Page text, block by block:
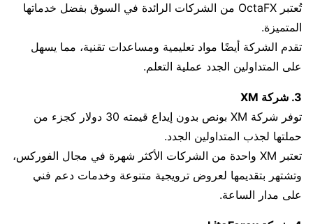
تُعتبر OctaFX من الشركات الرائدة في السوق بفضل خدماتها
المتميزة.
تقدم الشركة أيضًا مواد تعليمية ومساعدات تقنية، مما يسهل
على المتداولين الجدد عملية التعلم.
3. شركة XM
توفر شركة XM بونص بدون إيداع قيمته 30 دولار كجزء من
حملتها لجذب المتداولين الجدد.
تعتبر XM واحدة من الشركات الأكثر شهرة في مجال الفوركس،
وتشتهر بتقديمها لعروض ترويجية متنوعة وخدمات دعم فني
على مدار الساعة.